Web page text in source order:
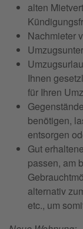
alten
Nachmieter
Ihnen
für Ihren
benötigen,
entsorgen
Gut
passen, am
alternativ
etc., um